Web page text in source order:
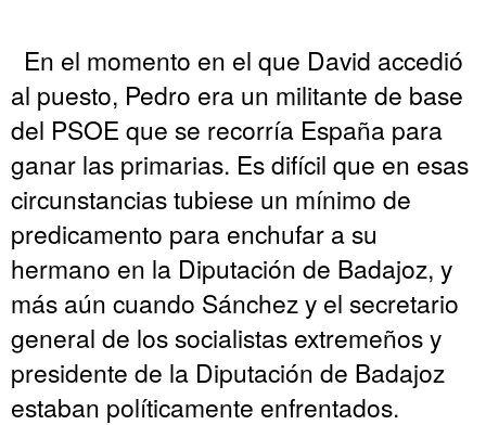
En el momento en el que David accedió
al puesto, Pedro era un militante de base
del PSOE que se recorría España para
ganar las primarias. Es difícil que en esas
circunstancias tubiese un mínimo de
predicamento para enchufar a su
hermano en la Diputación de Badajoz, y
más aún cuando Sánchez y el secretario
general de los socialistas extremeños y
presidente de la Diputación de Badajoz
estaban políticamente enfrentados.